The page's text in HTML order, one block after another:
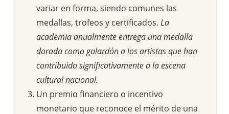
variar en forma, siendo comunes las
medallas, trofeos y certificados. La
academia anualmente entrega una medalla
dorada como galardón a los artistas que han
contribuido significativamente a la escena
cultural nacional.
Un premio financiero o incentivo
monetario que reconoce el mérito de una